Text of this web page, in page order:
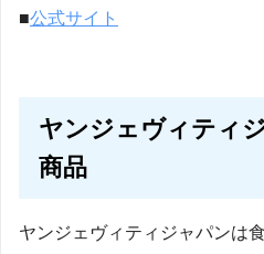
■公式サイト
ヤンジェヴィティ
商品
ヤンジェヴィティジャパンは